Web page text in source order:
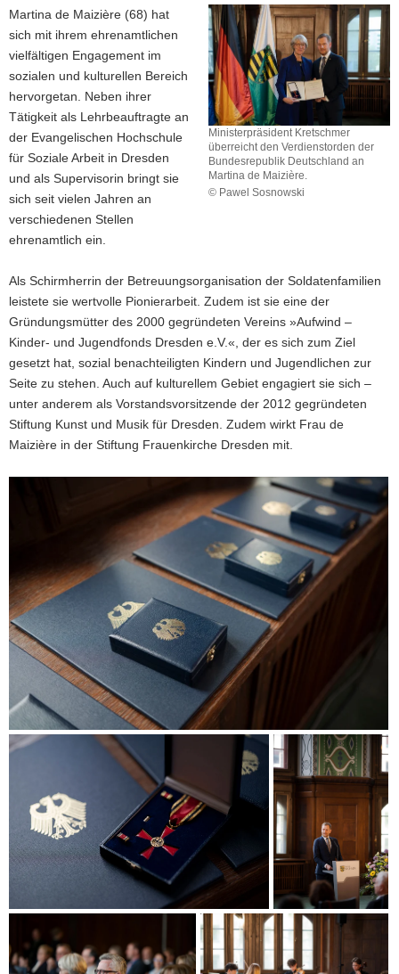
Ministerpräsident Kretschmer
überreicht den Verdienstorden der
Bundesrepublik Deutschland an
Martina de Maizière.
© Pawel Sosnowski
Verdienstorden
der
Bundesrepublik
Deutschland
an
Martina
Martina de Maizière (68) hat
sich mit ihrem ehrenamtlichen
vielfältigen Engagement im
sozialen und kulturellen Bereich
hervorgetan. Neben ihrer
Tätigkeit als Lehrbeauftragte an
der Evangelischen Hochschule
für Soziale Arbeit in Dresden
und als Supervisorin bringt sie
sich seit vielen Jahren an
verschiedenen Stellen
ehrenamtlich ein.
Als Schirmherrin der Betreuungsorganisation der Soldatenfamilien
leistete sie wertvolle Pionierarbeit. Zudem ist sie eine der
Gründungsmütter des 2000 gegründeten Vereins »Aufwind –
Kinder- und Jugendfonds Dresden e.V.«, der es sich zum Ziel
gesetzt hat, sozial benachteiligten Kindern und Jugendlichen zur
Seite zu stehen. Auch auf kulturellem Gebiet engagiert sie sich –
unter anderem als Vorstandsvorsitzende der 2012 gegründeten
Stiftung Kunst und Musik für Dresden. Zudem wirkt Frau de
Maizière in der Stiftung Frauenkirche Dresden mit.